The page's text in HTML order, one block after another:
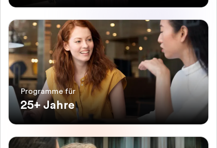
Programme für
25+ Jahre